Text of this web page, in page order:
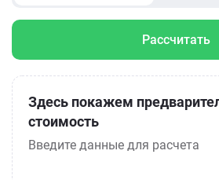
Рассчитать
Здесь покажем
стоимость
Введите данные для расчета